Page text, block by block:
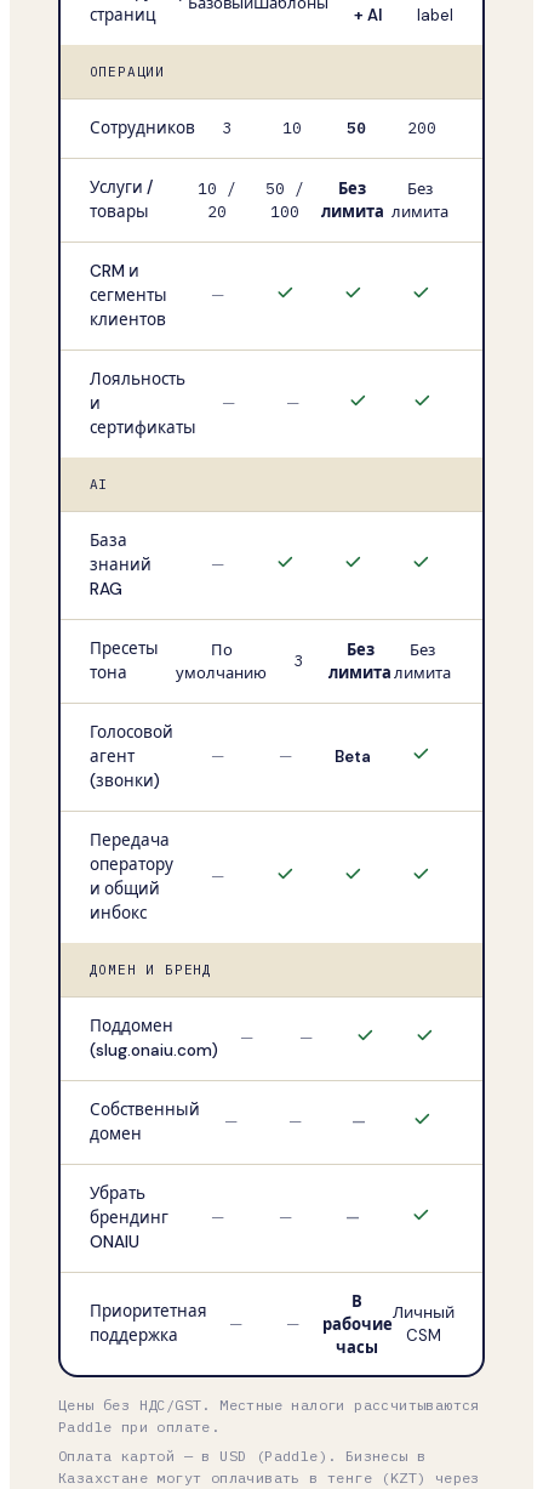
страниц
+ AI
label
ОПЕРАЦИИ
Сотрудников 3 10 50 200
Услуги /
товары
10 /
20
50 /
100
Без
лимита
Без
лимита
CRM и
сегменты
клиентов
—
Лояльность
и
сертификаты
— —
AI
База
знаний
RAG
—
Пресеты
тона
По
умолчанию
3
Без
лимита
Без
лимита
Голосовой
агент
(звонки)
— — Beta
Передача
оператору
и общий
инбокс
—
ДОМЕН И БРЕНД
Поддомен
(slug.onaiu.com)
— —
Собственный
домен
— — —
Убрать
брендинг
ONAIU
— — —
Приоритетная
поддержка
— —
В
рабочие
часы
Личный
CSM
Цены без НДС/GST. Местные налоги рассчитываются
Paddle при оплате.
Оплата картой — в USD (Paddle). Бизнесы в
Казахстане могут оплачивать в тенге (KZT) через